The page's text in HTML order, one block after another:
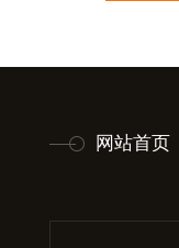
网站首页